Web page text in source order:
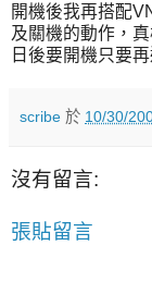
開機後我再搭配
及關機的動作，真
日後要開機只要
scribe 於 10/30/
沒有留言:
張貼留言